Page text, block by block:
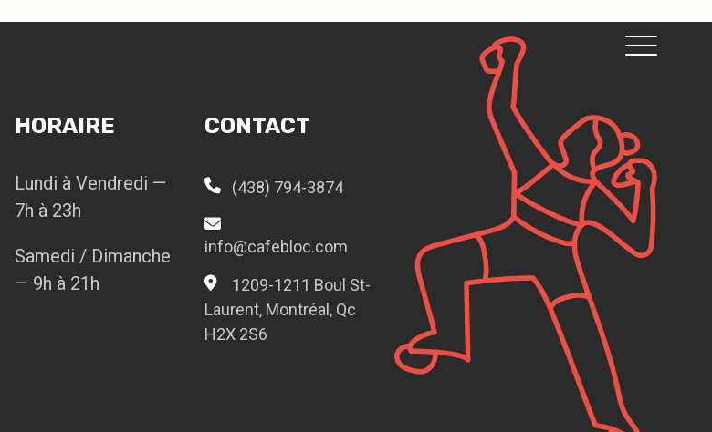
HORAIRE
Lundi à Vendredi —
7h à 23h
Samedi / Dimanche
— 9h à 21h
CONTACT
(438) 794-3874
info@cafebloc.com
1209-1211 Boul St-
Laurent, Montréal, Qc
H2X 2S6